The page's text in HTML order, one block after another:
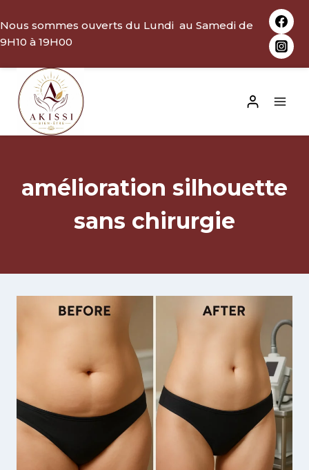
au
contenu
Nous sommes ouverts du Lundi au Samedi de
9H10 à 19H00
amélioration silhouette
sans chirurgie